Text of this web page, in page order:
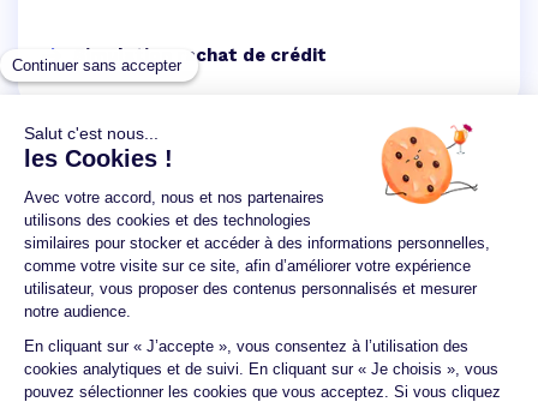
Simulation rachat de crédit
Un crédit vous engage et doit être remboursé.
Vérifiez vos capacités de remboursement avant de
vous engager.
Aucun versement, de quelque nature que ce soit, ne
peut être exigé d'un particulier avant l'obtention
d'un ou plusieurs prêts d'argent.